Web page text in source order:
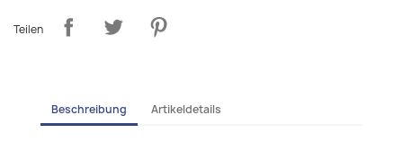
Teilen
Beschreibung Artikeldetails